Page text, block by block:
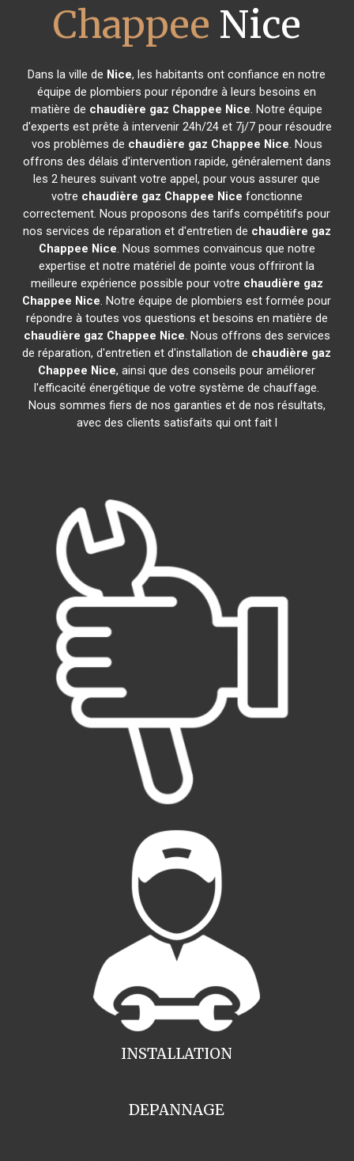
Chappee Nice
Dans la ville de Nice, les habitants ont confiance en notre
équipe de plombiers pour répondre à leurs besoins en
matière de chaudière gaz Chappee Nice. Notre équipe
d'experts est prête à intervenir 24h/24 et 7j/7 pour résoudre
vos problèmes de chaudière gaz Chappee Nice. Nous
offrons des délais d'intervention rapide, généralement dans
les 2 heures suivant votre appel, pour vous assurer que
votre chaudière gaz Chappee Nice fonctionne
correctement. Nous proposons des tarifs compétitifs pour
nos services de réparation et d'entretien de chaudière gaz
Chappee Nice. Nous sommes convaincus que notre
expertise et notre matériel de pointe vous offriront la
meilleure expérience possible pour votre chaudière gaz
Chappee Nice. Notre équipe de plombiers est formée pour
répondre à toutes vos questions et besoins en matière de
chaudière gaz Chappee Nice. Nous offrons des services
de réparation, d'entretien et d'installation de chaudière gaz
Chappee Nice, ainsi que des conseils pour améliorer
l'efficacité énergétique de votre système de chauffage.
Nous sommes fiers de nos garanties et de nos résultats,
avec des clients satisfaits qui ont fait l
INSTALLATION
DEPANNAGE